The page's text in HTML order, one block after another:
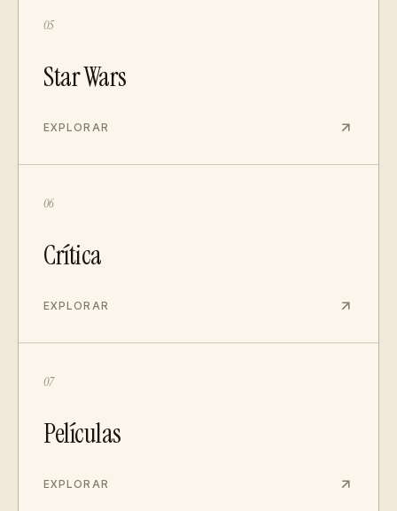
05
Star Wars
EXPLORAR
06
Crítica
EXPLORAR
07
Películas
EXPLORAR